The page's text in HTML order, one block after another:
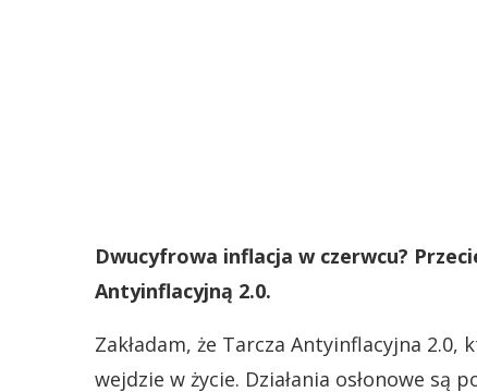
Dwucyfrowa inflacja w czerwcu?
Antyinflacyjną 2.0.
Zakładam, że Tarcza Antyinflacyjna
wejdzie w życie. Działania osłonowe